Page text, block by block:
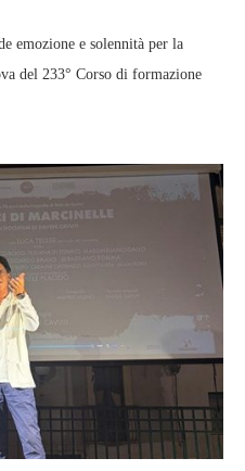
emozione e solennità per la
del 233° Corso di formazione